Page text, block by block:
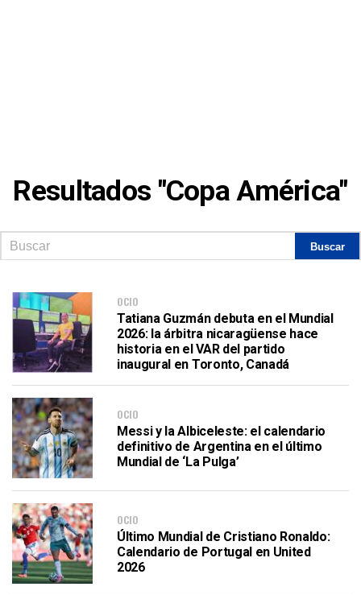
Resultados "Copa América"
OCIO
Tatiana Guzmán debuta en el Mundial
2026: la árbitra nicaragüense hace
historia en el VAR del partido
inaugural en Toronto, Canadá
OCIO
Messi y la Albiceleste: el calendario
definitivo de Argentina en el último
Mundial de ‘La Pulga’
OCIO
Último Mundial de Cristiano Ronaldo:
Calendario de Portugal en United
2026